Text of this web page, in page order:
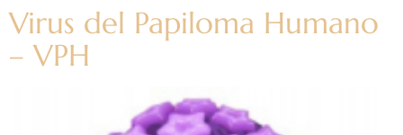
Virus del Papiloma Humano
– VPH